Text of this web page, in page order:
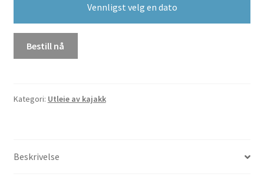
Vennligst velg en dato
Bestill nå
Kategori: Utleie av kajakk
Beskrivelse